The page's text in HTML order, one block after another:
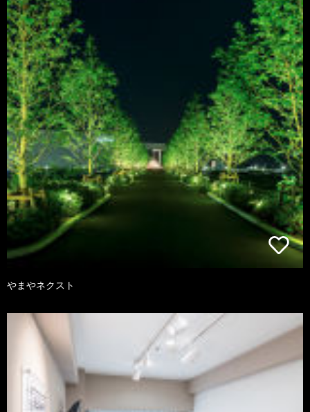
やまやネクスト